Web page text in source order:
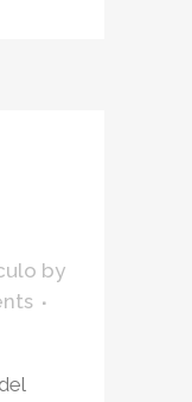
by